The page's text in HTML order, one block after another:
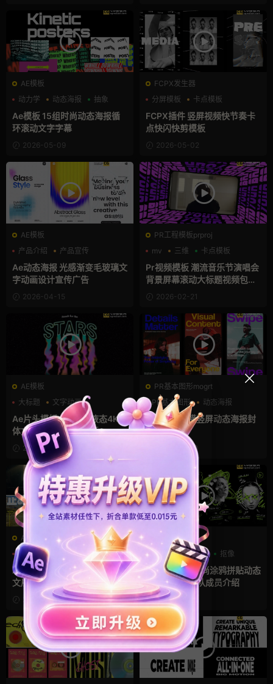
AE模板
动力学
动态海报 抽象
Ae模板 15组时尚动态海报循
环滚动文字字幕
2026-05-09
FCPX发生器
分屏模板
卡点模板
快剪模板
FCPX插件 竖屏视频快节奏卡
点快闪快剪模板
2026-05-02
AE模板
产品介绍
产品宣传
产品展示
Ae动态海报 光感渐变毛玻璃文
字动画设计宣传广告
2026-04-15
PR工程模板prproj
mv
三维 卡点模板
Pr视频模板 潮流音乐节演唱会
背景屏幕滚动大标题视频包装
框pr模板
2026-02-21
AE模板
大标题
文字动画
文字特效
Ae片头模板 6个酸性液态4K流
体文字特效ae标题模板
2026-01-27
PR基本图形mogrt
PR基本图形
动态海报
噪点
Pr模板 4款横竖屏动态海报封
面设计
2026-01-20
AE模板
创意
动态海报 大标题
AE动态海报封面模板 10个图
文展示创意大标题动画
2026-01-10
AE模板
像素
动态海报 抠像
Ae模板 潮流时尚涂鸦拼贴动态
海报音乐节乐队成员介绍
2026-01-09